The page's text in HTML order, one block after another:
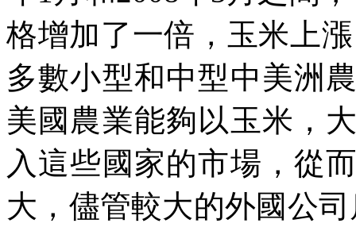
格增加了一倍，玉米上
多數小型和中型中美洲
美國農業能夠以玉米，
入這些國家的市場，從
大，儘管較大的外國公